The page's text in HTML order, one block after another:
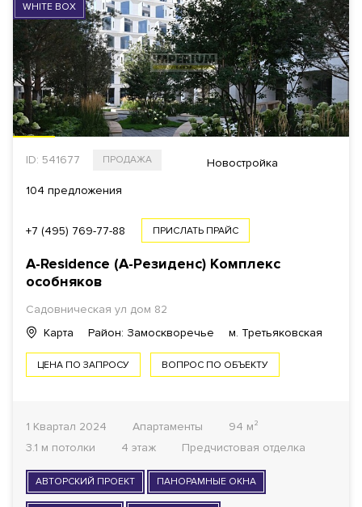
WHITE BOX
ID: 541677 ПРОДАЖА Новостройка
104 предложения
+7 (495) 769-77-88 ПРИСЛАТЬ ПРАЙС
A-Residence (А-Резиденс) Комплекс
особняков
Садовническая ул дом 82
Карта
Район: Замоскворечье м. Третьяковская
ЦЕНА ПО ЗАПРОСУ ВОПРОС ПО ОБЪЕКТУ
1 Квартал 2024 Апартаменты
94 м²
3.1 м потолки
4 этаж Предчистовая отделка
АВТОРСКИЙ ПРОЕКТ ПАНОРАМНЫЕ ОКНА